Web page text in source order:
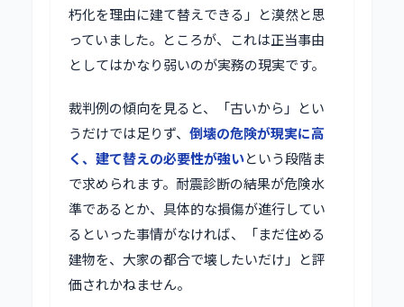
朽化を理由に建て替えできる」と漠然と思
っていました。ところが、これは正当事由
としてはかなり弱いのが実務の現実です。
裁判例の傾向を見ると、「古いから」とい
うだけでは足りず、 倒壊の危険が現実に高
く、建て替えの必要性が強いという段階ま
で求められます。耐震診断の結果が危険水
準であるとか、具体的な損傷が進行してい
るといった事情がなければ、「まだ住める
建物を、大家の都合で壊したいだけ」と評
価されかねません。